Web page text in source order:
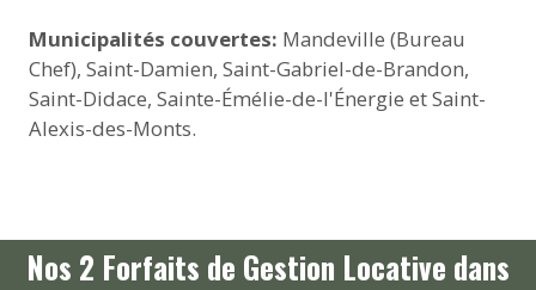
Municipalités couvertes: Mandeville (Bureau
Chef), Saint-Damien, Saint-Gabriel-de-Brandon,
Saint-Didace, Sainte-Émélie-de-l'Énergie et Saint-
Alexis-des-Monts.
Nos 2 Forfaits de Gestion Locative dans